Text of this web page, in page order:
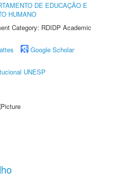
DE EDUCAÇÃO E
HUMANO
Category: RDIDP Academic
Google Scholar
UNESP